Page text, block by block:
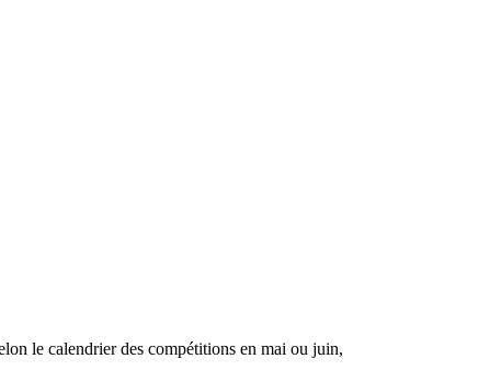
le calendrier des compétitions en mai ou juin,